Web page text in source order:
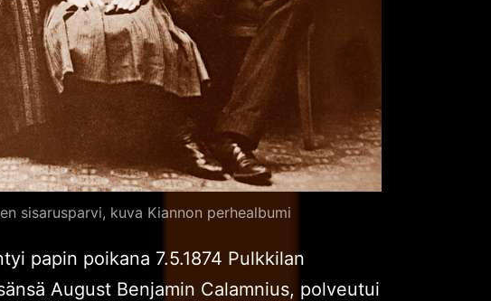
sisarusparvi, kuva Kiannon perhealbumi
papin poikana 7.5.1874 Pulkkilan
August Benjamin Calamnius, polveutui